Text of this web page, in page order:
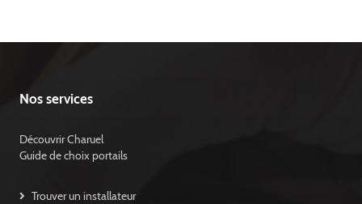
Nos services
Découvrir Charuel
Guide de choix portails
Trouver un installateur